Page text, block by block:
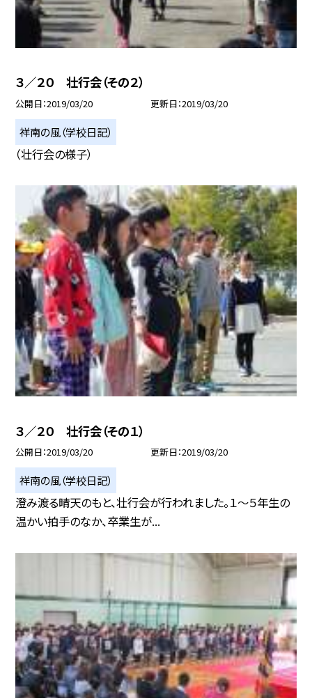
３／２０ 壮行会（その２）
公開日 2019/03/20 更新日 2019/03/20
祥南の風（学校日記）
（壮行会の様子）
３／２０ 壮行会（その１）
公開日 2019/03/20 更新日 2019/03/20
祥南の風（学校日記）
澄み渡る晴天のもと、壮行会が行われました。１〜５年生の
温かい拍手のなか、卒業生が...